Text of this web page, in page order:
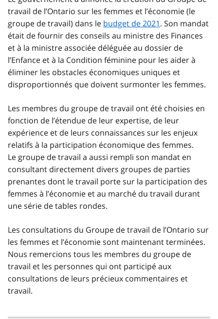
travail de l’Ontario sur les femmes et l’économie (le
groupe de travail) dans le budget de 2021. Son mandat
était de fournir des conseils au ministre des Finances
et à la ministre associée déléguée au dossier de
l’Enfance et à la Condition féminine pour les aider à
éliminer les obstacles économiques uniques et
disproportionnés que doivent surmonter les femmes.
Les membres du groupe de travail ont été choisies en
fonction de l’étendue de leur expertise, de leur
expérience et de leurs connaissances sur les enjeux
relatifs à la participation économique des femmes.
Le groupe de travail a aussi rempli son mandat en
consultant directement divers groupes de parties
prenantes dont le travail porte sur la participation des
femmes à l’économie et au marché du travail durant
une série de tables rondes.
Les consultations du Groupe de travail de l’Ontario sur
les femmes et l’économie sont maintenant terminées.
Nous remercions tous les membres du groupe de
travail et les personnes qui ont participé aux
consultations de leurs précieux commentaires et
travail.